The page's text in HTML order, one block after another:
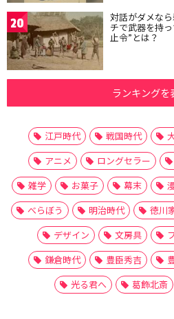
20 対話がダメな
チで武器を持
止令”とは？
ランキングを
江戸時代 戦国時代
アニメ
ロングセラー
雑学
お菓子 幕末
べらぼう
明治時代 徳川
デザイン
文房具
鎌倉時代
豊臣秀吉
光る君へ
葛飾北斎